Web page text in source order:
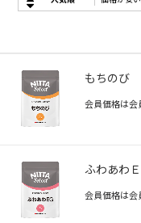
もちのび
会員価格は会
ふわあわ
会員価格は会